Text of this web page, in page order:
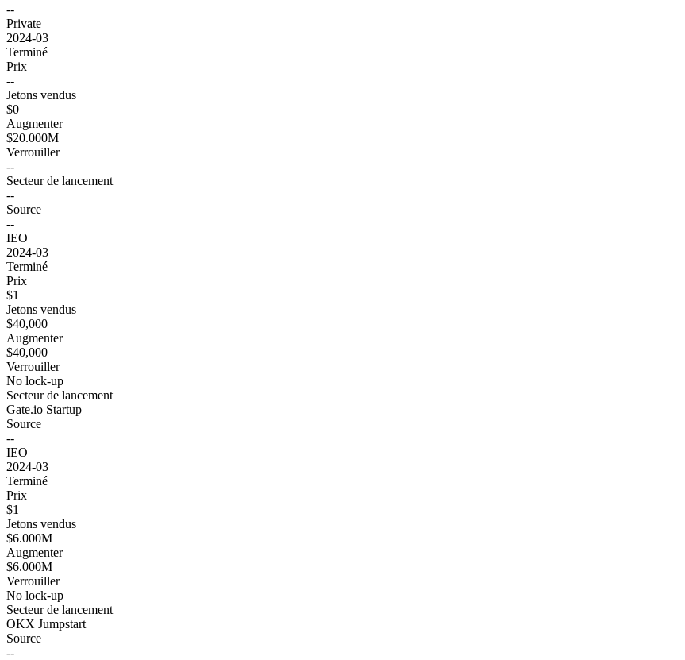
--
Private
2024-03
Terminé
Prix
--
Jetons vendus
$0
Augmenter
$20.000M
Verrouiller
--
Secteur de lancement
--
Source
--
IEO
2024-03
Terminé
Prix
$1
Jetons vendus
$40,000
Augmenter
$40,000
Verrouiller
No lock-up
Secteur de lancement
Gate.io Startup
Source
--
IEO
2024-03
Terminé
Prix
$1
Jetons vendus
$6.000M
Augmenter
$6.000M
Verrouiller
No lock-up
Secteur de lancement
OKX Jumpstart
Source
--